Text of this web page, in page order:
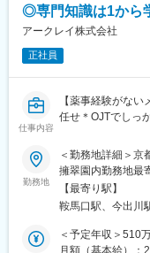
■組織について：
チームMTGや上
めており、日常的
変更の範囲：会社
修プログラムの設
す。ご経験に応
育施策の中核メ
・新入社員研修の
・企業理念・フィ
・集合研修、e-
・階層別研修、管
・海外赴任候補者
・受講者、現場部
・教育制度全体の
・グループ各社
・ご経験に応じた
◎専門知識は1から
アークレイ株式会社
正社員
仕事内容
【薬事経験がな
任せ＊OJTでしっ
■職務内容：
本ポジションで
器及び体外診断
を担っていただき
＜具体的な業務内
勤務地
＜勤務地詳細＞京
擁翠園内勤務地最
屋内全面禁煙変更
【最寄り駅】
鞍馬口駅、今出川
＜予定年収＞510
月額（基本給）：